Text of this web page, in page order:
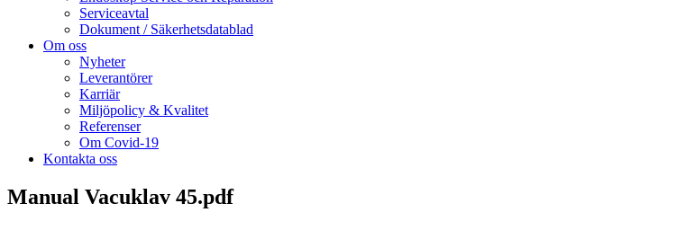
Serviceavtal
Dokument / Säkerhetsdatablad
Om oss
Nyheter
Leverantörer
Karriär
Miljöpolicy & Kvalitet
Referenser
Om Covid-19
Kontakta oss
Manual Vacuklav 45.pdf